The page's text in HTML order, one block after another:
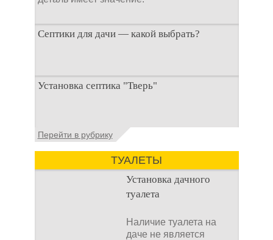
Септики для дачи — какой выбрать?
При строительстве дачи одной из
первоочередных задач становится
Установка септика "Тверь"
Установка септика Тверь - важнейший
аспект утилизации сточных вод в частных
домах и на загородных
Перейти в рубрику
ТУАЛЕТЫ
Установка дачного
туалета
Наличие туалета на
даче не является